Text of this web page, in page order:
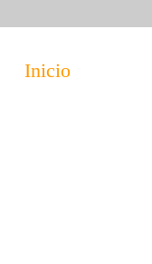
Inicio